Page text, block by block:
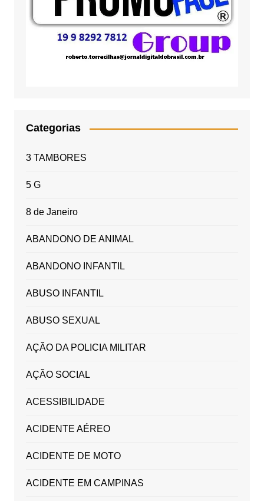
Categorias
3 TAMBORES
5 G
8 de Janeiro
ABANDONO DE ANIMAL
ABANDONO INFANTIL
ABUSO INFANTIL
ABUSO SEXUAL
AÇÃO DA POLICIA MILITAR
AÇÃO SOCIAL
ACESSIBILIDADE
ACIDENTE AÉREO
ACIDENTE DE MOTO
ACIDENTE EM CAMPINAS